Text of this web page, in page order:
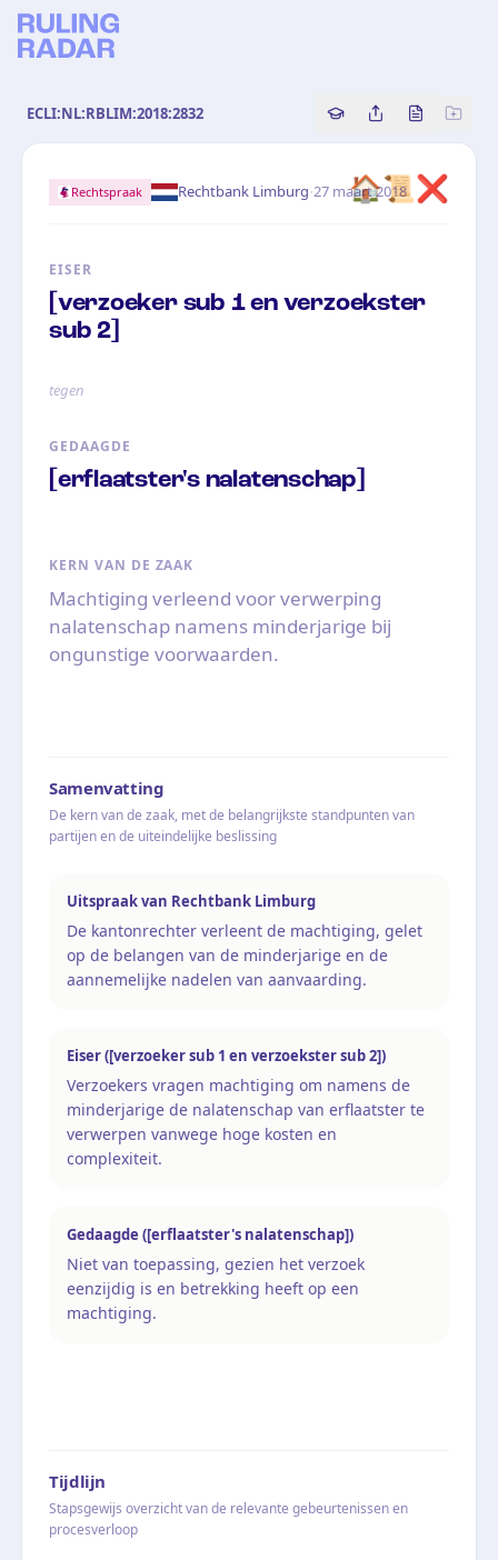
ECLI:NL:RBLIM:2018:2832 Copy source
Share this
Bekijk
🏠📜❌
Rechtspraak Rechtbank Limburg·27 maart 2018
EISER
[verzoeker sub 1 en verzoekster
sub 2]
tegen
GEDAAGDE
[erflaatster's nalatenschap]
KERN VAN DE ZAAK
Machtiging verleend voor verwerping
nalatenschap namens minderjarige bij
ongunstige voorwaarden.
Samenvatting
De kern van de zaak, met de belangrijkste standpunten van
partijen en de uiteindelijke beslissing
Uitspraak van Rechtbank Limburg
De kantonrechter verleent de machtiging, gelet
op de belangen van de minderjarige en de
aannemelijke nadelen van aanvaarding.
Eiser ([verzoeker sub 1 en verzoekster sub 2])
Verzoekers vragen machtiging om namens de
minderjarige de nalatenschap van erflaatster te
verwerpen vanwege hoge kosten en
complexiteit.
Gedaagde ([erflaatster's nalatenschap])
Niet van toepassing, gezien het verzoek
eenzijdig is en betrekking heeft op een
machtiging.
Tijdlijn
Stapsgewijs overzicht van de relevante gebeurtenissen en
procesverloop